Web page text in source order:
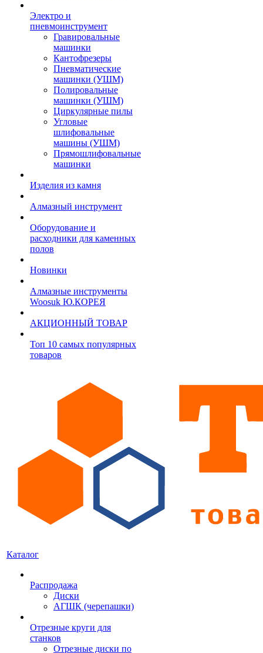
Электро и
пневмоинструмент
Гравировальные
машинки
Кантофрезеры
Пневматические
машинки (УШМ)
Полировальные
машинки (УШМ)
Циркулярные пилы
Угловые
шлифовальные
машины (УШМ)
Прямошлифовальные
машинки
Изделия из камня
Алмазный инструмент
Оборудование и
расходники для каменных
полов
Новинки
Алмазные инструменты
Woosuk Ю.КОРЕЯ
АКЦИОННЫЙ ТОВАР
Топ 10 самых популярных
товаров
Каталог
Распродажа
Диски
АГШК (черепашки)
Отрезные круги для
станков
Отрезные диски по